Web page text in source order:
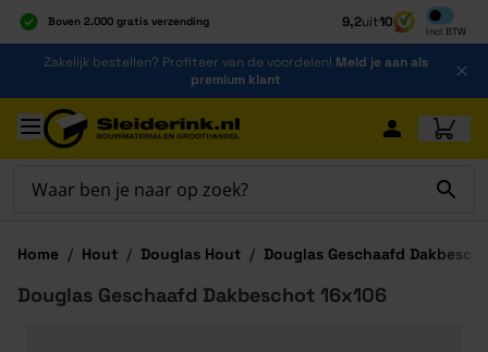
Boven 2.000 gratis verzending
Al 40 jaar dé specialist
Alles onder één dak
9,2uit10
Incl BTW
Inclusief
Ga naar de inhoud
Zakelijk bestellen? Profiteer van de voordelen! Meld je aan als
premium klant
Ga naar hoofdinhoud
Home / Hout / Douglas Hout / Douglas Geschaafd
Douglas Geschaafd Dakbeschot 16x106